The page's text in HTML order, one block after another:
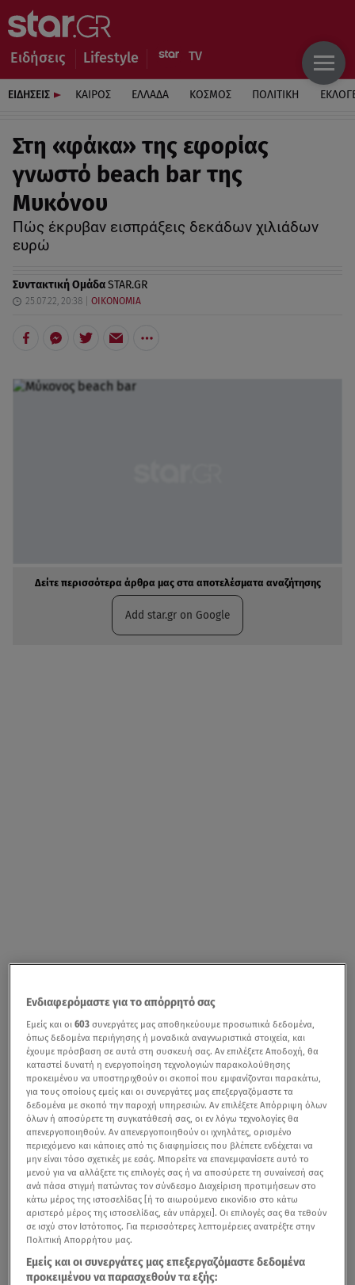
Ειδήσεις Lifestyle
ΕΙΔΗΣΕΙΣ ΚΑΙΡΟΣ ΕΛΛΑΔΑ ΚΟΣΜΟΣ ΠΟΛΙΤΙΚΗ
Στη «φάκα» της εφορίας
γνωστό beach bar της
Μυκόνου
Πώς έκρυβαν εισπράξεις δεκάδων χιλιάδων
ευρώ
Συντακτική ΟμάδαSTAR.GR
25.07.22, 20:38 ΟΙΚΟΝΟΜΙΑ
Δείτε περισσότερα άρθρα μας στα αποτελέσματα αναζήτησης
Add star.gr on Google
Ενδιαφερόμαστε για το απόρρητό σας
Εμείς και οι603 συνεργάτες μας αποθηκεύουμε προσωπικά δεδομένα,
όπως δεδομένα περιήγησης ή μοναδικά αναγνωριστικά στοιχεία, και
έχουμε πρόσβαση σε αυτά στη συσκευή σας. Αν επιλέξετε Αποδοχή, θα
καταστεί δυνατή η ενεργοποίηση τεχνολογιών παρακολούθησης
προκειμένου να υποστηριχθούν οι σκοποί που εμφανίζονται παρακάτω,
για τους οποίους εμείς και οι συνεργάτες μας επεξεργαζόμαστε τα
δεδομένα με σκοπό την παροχή υπηρεσιών. Αν επιλέξετε Απόρριψη όλων
όλων ή αποσύρετε τη συγκατάθεσή σας, οι εν λόγω τεχνολογίες θα
απενεργοποιηθούν. Αν απενεργοποιηθούν οι ιχνηλάτες, ορισμένο
περιεχόμενο και κάποιες από τις διαφημίσεις που βλέπετε ενδέχεται να
μην είναι τόσο σχετικές με εσάς. Μπορείτε να επανεμφανίσετε αυτό το
μενού για να αλλάξετε τις επιλογές σας ή να αποσύρετε τη συναίνεσή σας
ανά πάσα στιγμή πατώντας τον σύνδεσμο Διαχείριση προτιμήσεων στο
κάτω μέρος της ιστοσελίδας [ή το αιωρούμενο εικονίδιο στο κάτω
αριστερό μέρος της ιστοσελίδας, εάν υπάρχει]. Οι επιλογές σας θα τεθούν
σε ισχύ στον Ιστότοπος. Για περισσότερες λεπτομέρειες ανατρέξτε στην
Πολιτική Απορρήτου μας.
Εμείς και οι συνεργάτες μας επεξεργαζόμαστε δεδομένα
προκειμένου να παρασχεθούν τα εξής: